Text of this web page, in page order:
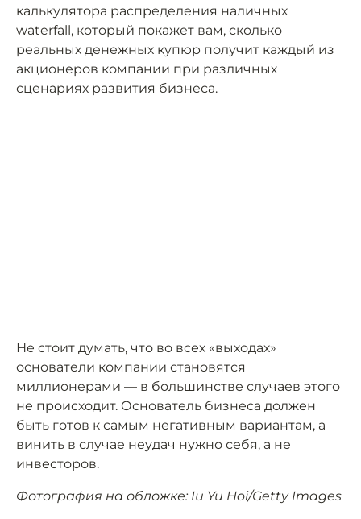
калькулятора распределения наличных
waterfall, который покажет вам, сколько
реальных денежных купюр получит каждый из
акционеров компании при различных
сценариях развития бизнеса.
Не стоит думать, что во всех «выходах»
основатели компании становятся
миллионерами — в большинстве случаев этого
не происходит. Основатель бизнеса должен
быть готов к самым негативным вариантам, а
винить в случае неудач нужно себя, а не
инвесторов.
Фотография на обложке: Iu Yu Hoi/Getty Images